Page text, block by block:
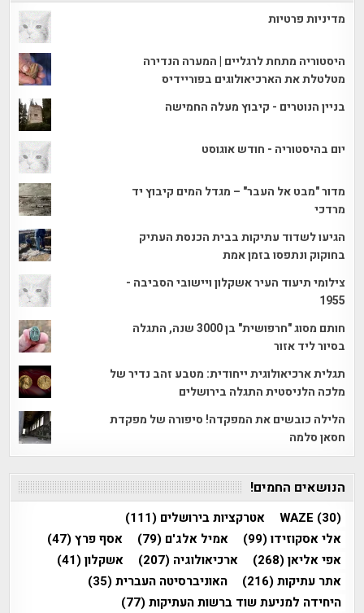
מדיניות פרטיות
היסטוריה מתחת לרגליים | המערה הנדירה
מטלטלת את הארכיאולוגים בפוריידיס
בניין הנוטרים - קיבוץ מעלה החמישה
יום בהיסטוריה - חודש אוגוסט
מדור "מבט אל העבר" – מגדל המים קיבוץ יד
מרדכי
הגיעו לשדוד עתיקות בבית הכנסת העתיק
בחוקוק ונתפסו בזמן אמת
צילומי תיעוד העיר אשקלון ויישובי הסביבה -
1955
חותם מסוג "חרפושית" בן 3000 שנה, התגלה
בסיור ליד אזור
תגלית ארכיאולוגית ייחודית: מטבע זהב נדיר של
מלכה הלניסטית התגלה בירושלים
הלילה כובשים את המפקדה! סיפורה של מפקדת
חסאן סלמה
הנושאים החמים!
WAZE (30) אטרקציות בירושלים (111)
אלי אסקוזידו(99) אמיל אלג'ם (79) אסף פרץ(47)
אפי אליאן(268) ארכיאולוגיה (207) אשקלון(41)
אתר עתיקות(216) האוניברסיטה העברית(35)
היחידה למניעת שוד ברשות העתיקות(77)